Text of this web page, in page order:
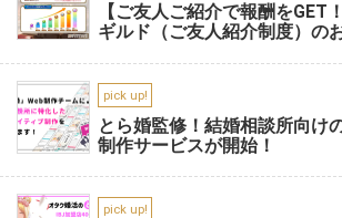
【ご友人ご紹介で報酬をGET
ギルド（ご友人紹介制度）の
pick up!
とら婚監修！結婚相談所向け
制作サービスが開始！
pick up!